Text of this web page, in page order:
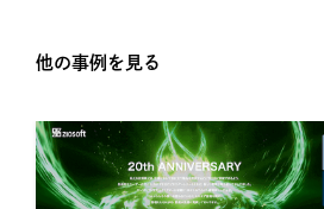
他の事例を見る